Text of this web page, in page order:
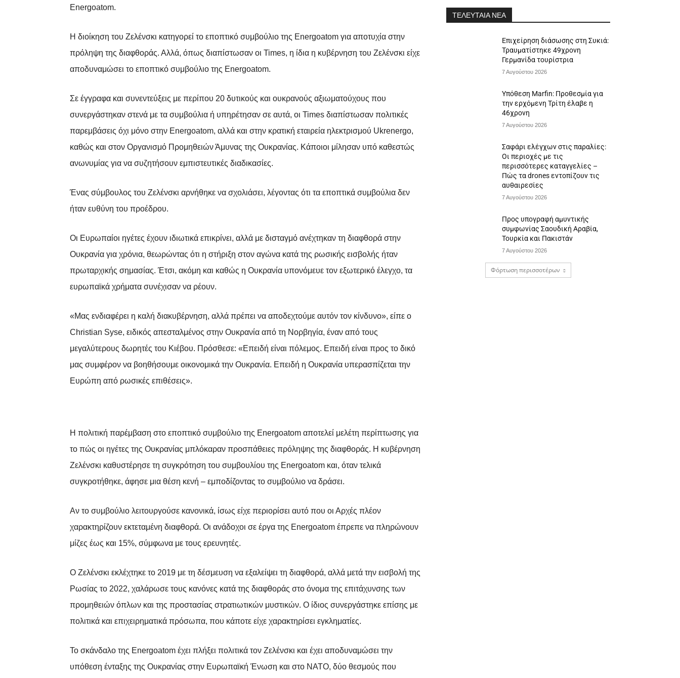
Energoatom.
Η διοίκηση του Ζελένσκι κατηγορεί το εποπτικό συμβούλιο της Energoatom για αποτυχία στην
πρόληψη της διαφθοράς. Αλλά, όπως διαπίστωσαν οι Times, η ίδια η κυβέρνηση του Ζελένσκι είχε
αποδυναμώσει το εποπτικό συμβούλιο της Energoatom.
Σε έγγραφα και συνεντεύξεις με περίπου 20 δυτικούς και ουκρανούς αξιωματούχους που
συνεργάστηκαν στενά με τα συμβούλια ή υπηρέτησαν σε αυτά, οι Times διαπίστωσαν πολιτικές
παρεμβάσεις όχι μόνο στην Energoatom, αλλά και στην κρατική εταιρεία ηλεκτρισμού Ukrenergo,
καθώς και στον Οργανισμό Προμηθειών Άμυνας της Ουκρανίας. Κάποιοι μίλησαν υπό καθεστώς
ανωνυμίας για να συζητήσουν εμπιστευτικές διαδικασίες.
Ένας σύμβουλος του Ζελένσκι αρνήθηκε να σχολιάσει, λέγοντας ότι τα εποπτικά συμβούλια δεν
ήταν ευθύνη του προέδρου.
Οι Ευρωπαίοι ηγέτες έχουν ιδιωτικά επικρίνει, αλλά με δισταγμό ανέχτηκαν τη διαφθορά στην
Ουκρανία για χρόνια, θεωρώντας ότι η στήριξη στον αγώνα κατά της ρωσικής εισβολής ήταν
πρωταρχικής σημασίας. Έτσι, ακόμη και καθώς η Ουκρανία υπονόμευε τον εξωτερικό έλεγχο, τα
ευρωπαϊκά χρήματα συνέχισαν να ρέουν.
«Μας ενδιαφέρει η καλή διακυβέρνηση, αλλά πρέπει να αποδεχτούμε αυτόν τον κίνδυνο», είπε ο
Christian Syse, ειδικός απεσταλμένος στην Ουκρανία από τη Νορβηγία, έναν από τους
μεγαλύτερους δωρητές του Κιέβου. Πρόσθεσε: «Επειδή είναι πόλεμος. Επειδή είναι προς το δικό
μας συμφέρον να βοηθήσουμε οικονομικά την Ουκρανία. Επειδή η Ουκρανία υπερασπίζεται την
Ευρώπη από ρωσικές επιθέσεις».
Η πολιτική παρέμβαση στο εποπτικό συμβούλιο της Energoatom αποτελεί μελέτη περίπτωσης για
το πώς οι ηγέτες της Ουκρανίας μπλόκαραν προσπάθειες πρόληψης της διαφθοράς. Η κυβέρνηση
Ζελένσκι καθυστέρησε τη συγκρότηση του συμβουλίου της Energoatom και, όταν τελικά
συγκροτήθηκε, άφησε μια θέση κενή – εμποδίζοντας το συμβούλιο να δράσει.
Αν το συμβούλιο λειτουργούσε κανονικά, ίσως είχε περιορίσει αυτό που οι Αρχές πλέον
χαρακτηρίζουν εκτεταμένη διαφθορά. Οι ανάδοχοι σε έργα της Energoatom έπρεπε να πληρώνουν
μίζες έως και 15%, σύμφωνα με τους ερευνητές.
Ο Ζελένσκι εκλέχτηκε το 2019 με τη δέσμευση να εξαλείψει τη διαφθορά, αλλά μετά την εισβολή της
Ρωσίας το 2022, χαλάρωσε τους κανόνες κατά της διαφθοράς στο όνομα της επιτάχυνσης των
προμηθειών όπλων και της προστασίας στρατιωτικών μυστικών. Ο ίδιος συνεργάστηκε επίσης με
πολιτικά και επιχειρηματικά πρόσωπα, που κάποτε είχε χαρακτηρίσει εγκληματίες.
Το σκάνδαλο της Energoatom έχει πλήξει πολιτικά τον Ζελένσκι και έχει αποδυναμώσει την
υπόθεση ένταξης της Ουκρανίας στην Ευρωπαϊκή Ένωση και στο ΝΑΤΟ, δύο θεσμούς που
ΤΕΛΕΥΤΑΙΑ ΝΕΑ
Επιχείρηση διάσωσης στη Συκιά:
Τραυματίστηκε 49χρονη
Γερμανίδα τουρίστρια
7 Αυγούστου 2026
Υπόθεση Marfin: Προθεσμία για
την ερχόμενη Τρίτη έλαβε η
46χρονη
7 Αυγούστου 2026
Σαφάρι ελέγχων στις παραλίες:
Οι περιοχές με τις
περισσότερες καταγγελίες –
Πώς τα drones εντοπίζουν τις
αυθαιρεσίες
7 Αυγούστου 2026
Προς υπογραφή αμυντικής
συμφωνίας Σαουδική Αραβία,
Τουρκία και Πακιστάν
7 Αυγούστου 2026
Φόρτωση περισσοτέρων